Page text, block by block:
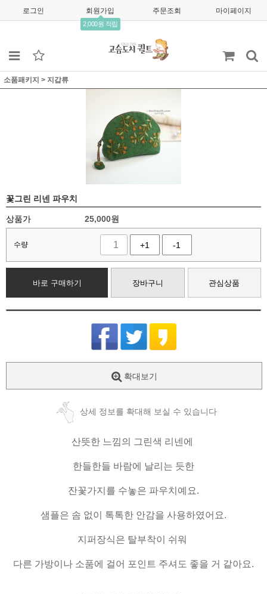
로그인 회원가입
2,000원 적립
주문조회 마이페이지
소품패키지 > 지갑류
꽃그린 리넨 파우치
상품가 25,000원
수량 +1 -1
바로 구매하기 장바구니 관심상품
확대보기
상세 정보를 확대해 보실 수 있습니다
산뜻한 느낌의 그린색 리넨에
한들한들 바람에 날리는 듯한
잔꽃가지를 수놓은 파우치예요.
샘플은 솜 없이 톡톡한 안감을 사용하였어요.
지퍼장식은 탈부착이 쉬워
다른 가방이나 소품에 걸어 포인트 주셔도 좋을 거 같아요.